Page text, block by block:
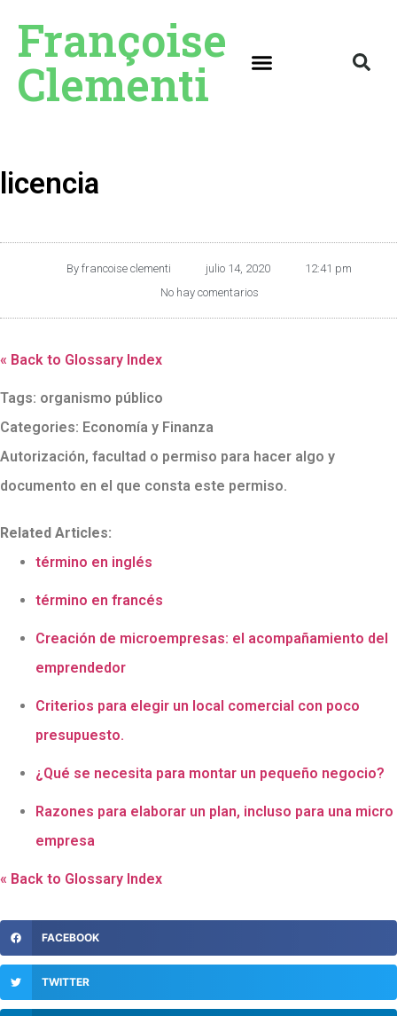
Françoise
Clementi
licencia
By francoise clementi julio 14, 2020
12:41 pm
No hay comentarios
« Back to Glossary Index
Tags: organismo público
Categories: Economía y Finanza
Autorización, facultad o permiso para hacer algo y
documento en el que consta este permiso.
Related Articles:
término en inglés
término en francés
Creación de microempresas: el acompañamiento del
emprendedor
Criterios para elegir un local comercial con poco
presupuesto.
¿Qué se necesita para montar un pequeño negocio?
Razones para elaborar un plan, incluso para una micro
empresa
« Back to Glossary Index
FACEBOOK
TWITTER